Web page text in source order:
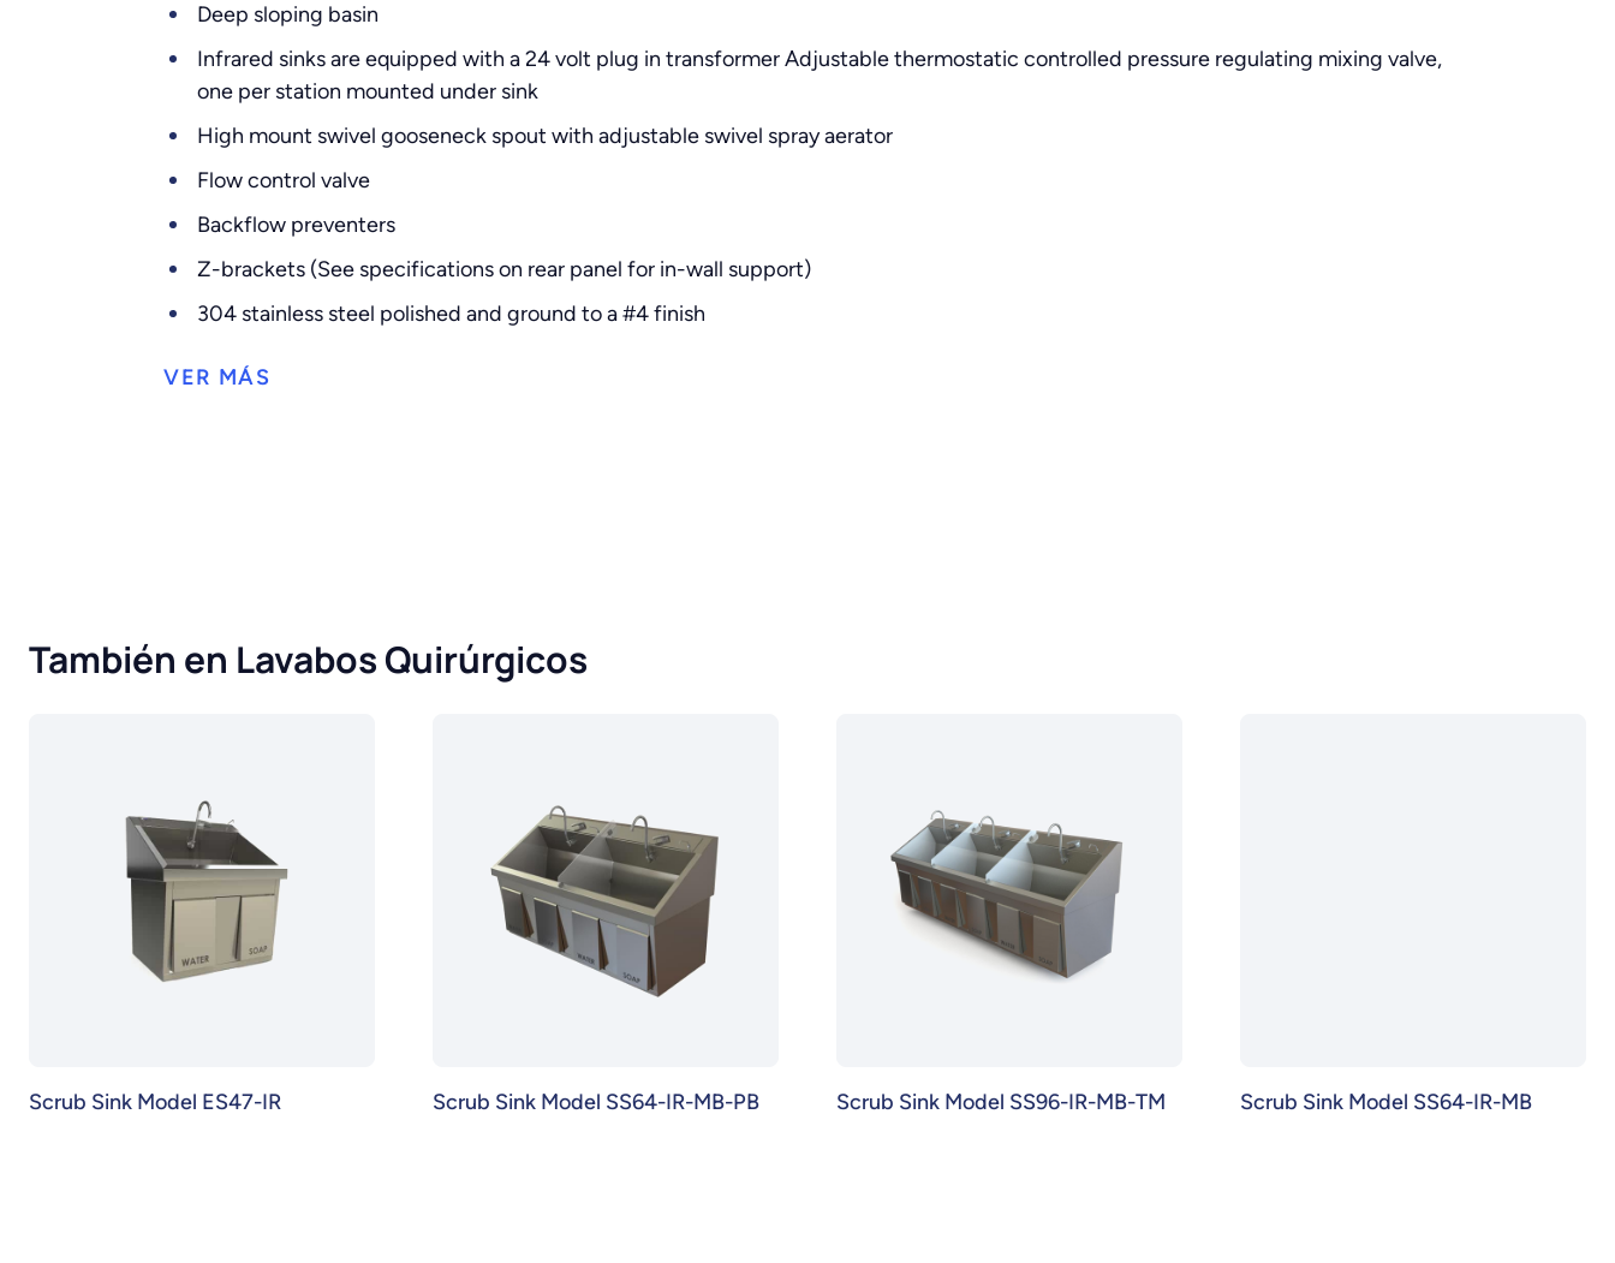
Deep sloping basin
Infrared sinks are equipped with a 24 volt plug in transformer Adjustable thermostatic controlled pressure regulating mixing valve,
one per station mounted under sink
High mount swivel gooseneck spout with adjustable swivel spray aerator
Flow control valve
Backflow preventers
Z-brackets (See specifications on rear panel for in-wall support)
304 stainless steel polished and ground to a #4 finish
También en Lavabos Quirúrgicos
Scrub Sink Model ES47-IR Scrub Sink Model SS64-IR-MB-PB Scrub Sink Model SS96-IR-MB-TM Scrub Sink Model SS64-IR-MB